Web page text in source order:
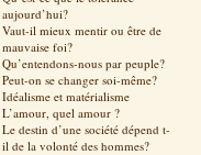
aujourd’hui?
Vaut-il mieux mentir ou être de
mauvaise foi?
Qu’entendons-nous par peuple?
Peut-on se changer soi-même?
Idéalisme et matérialisme
L’amour, quel amour ?
Le destin d’une société dépend t-
il de la volonté des hommes?